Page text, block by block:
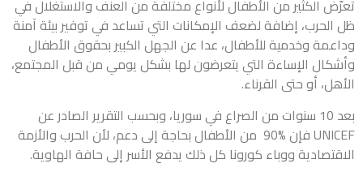
تعرّض الكثير من الأطفال لأنواع مختلفة من العنف والاستغلال في
ظل الحرب، إضافة لضعف الإمكانات التي تساعد في توفير بيئة آمنة
وداعمة وخدمية للأطفال، عدا عن الجهل الكبير بحقوق الأطفال
وأشكال الإساءة التي يتعرضون لها بشكل يومي من قبل المجتمع،
الأهل، أو حتى القرناء.
بعد 10 سنوات من الصراع في سوريا، وبحسب التقرير الصادر عن
UNICEF فإن %90 من الأطفال بحاجة إلى دعم، لأن الحرب والأزمة
الاقتصادية ووباء كورونا كل ذلك يدفع الأسر إلى حافة الهاوية.